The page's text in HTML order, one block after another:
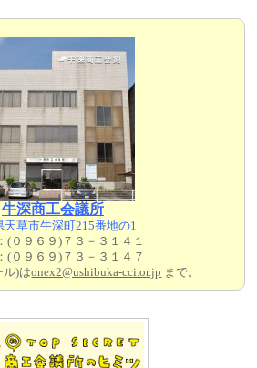
牛深商工会議所
天草市牛深町215番地の1
(０９６９)７３－３１４１
(０９６９)７３－３１４７
ル)はonex2@ushibuka-cci.or.jp まで。